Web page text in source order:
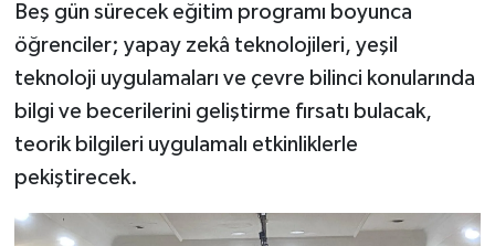
Beş gün sürecek eğitim programı boyunca
öğrenciler; yapay zekâ teknolojileri, yeşil
teknoloji uygulamaları ve çevre bilinci konularında
bilgi ve becerilerini geliştirme fırsatı bulacak,
teorik bilgileri uygulamalı etkinliklerle
pekiştirecek.